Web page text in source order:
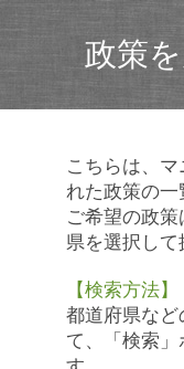
政策
こちらは、
れた政策の一
ご希望の政
県を選択して
【検索方法】
都道府県など
て、「検索」